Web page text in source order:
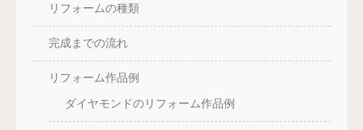
リフォームの種類
完成までの流れ
リフォーム作品例
ダイヤモンドのリフォーム作品例